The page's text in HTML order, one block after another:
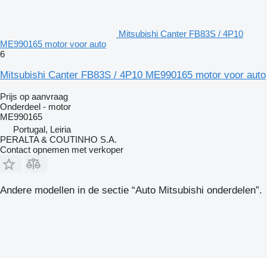
Mitsubishi Canter FB83S / 4P10
ME990165 motor voor auto
6
Mitsubishi Canter FB83S / 4P10 ME990165 motor voor auto
Prijs op aanvraag
Onderdeel - motor
ME990165
Portugal, Leiria
PERALTA & COUTINHO S.A.
Contact opnemen met verkoper
Andere modellen in de sectie “Auto Mitsubishi onderdelen”.